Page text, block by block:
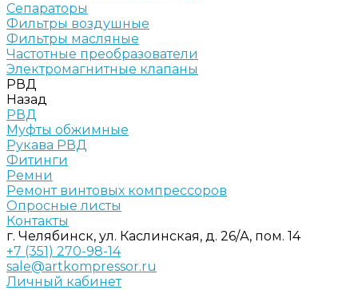
Сепараторы
Фильтры воздушные
Фильтры масляные
Частотные преобразователи
Электромагнитные клапаны
РВД
Назад
РВД
Муфты обжимные
Рукава РВД
Фитинги
Ремни
Ремонт винтовых компрессоров
Опросные листы
Контакты
г. Челябинск, ул. Каслинская, д. 26/А, пом. 14
+7 (351) 270-98-14
sale@artkompressor.ru
Личный кабинет